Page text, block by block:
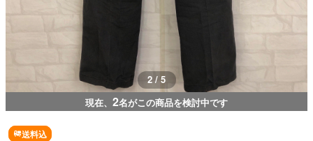
2 / 5
現在、 2名がこの商品を検討中です
送料込